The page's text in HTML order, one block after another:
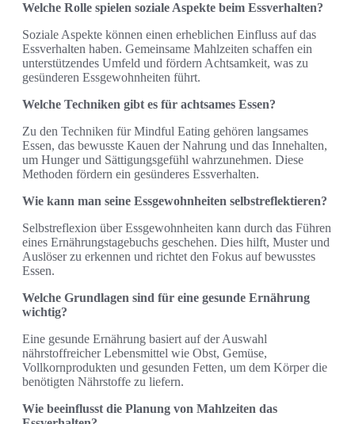
Welche Rolle spielen soziale Aspekte beim Essverhalten?
Soziale Aspekte können einen erheblichen Einfluss auf das
Essverhalten haben. Gemeinsame Mahlzeiten schaffen ein
unterstützendes Umfeld und fördern Achtsamkeit, was zu
gesünderen Essgewohnheiten führt.
Welche Techniken gibt es für achtsames Essen?
Zu den Techniken für Mindful Eating gehören langsames
Essen, das bewusste Kauen der Nahrung und das Innehalten,
um Hunger und Sättigungsgefühl wahrzunehmen. Diese
Methoden fördern ein gesünderes Essverhalten.
Wie kann man seine Essgewohnheiten selbstreflektieren?
Selbstreflexion über Essgewohnheiten kann durch das Führen
eines Ernährungstagebuchs geschehen. Dies hilft, Muster und
Auslöser zu erkennen und richtet den Fokus auf bewusstes
Essen.
Welche Grundlagen sind für eine gesunde Ernährung
wichtig?
Eine gesunde Ernährung basiert auf der Auswahl
nährstoffreicher Lebensmittel wie Obst, Gemüse,
Vollkornprodukten und gesunden Fetten, um dem Körper die
benötigten Nährstoffe zu liefern.
Wie beeinflusst die Planung von Mahlzeiten das